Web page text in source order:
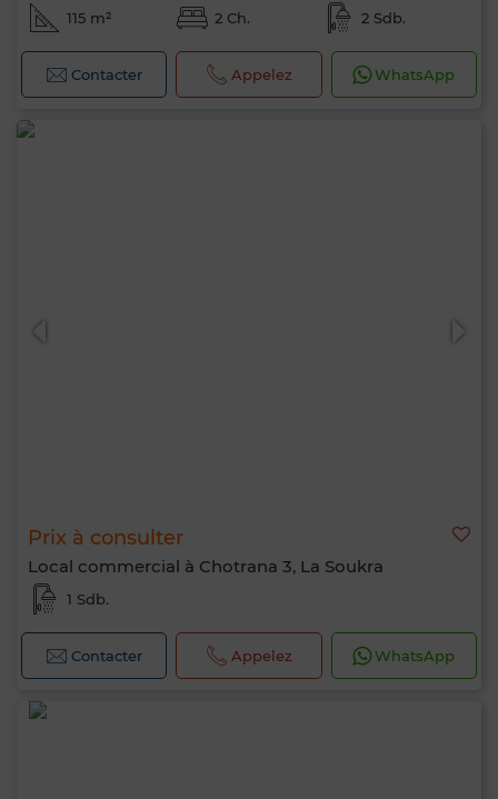
115 m² 2 Ch. 2 Sdb.
Contacter Appelez WhatsApp
Prix à consulter
Local commercial à Chotrana 3, La Soukra
1 Sdb.
Contacter Appelez WhatsApp